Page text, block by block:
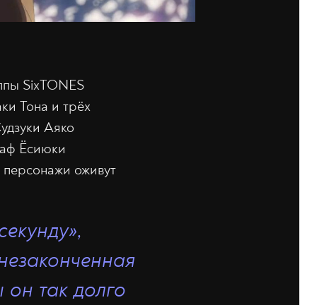
SixTONES
Тона и трёх
Аяко
Ёсиюки
оживут
ая
так долго